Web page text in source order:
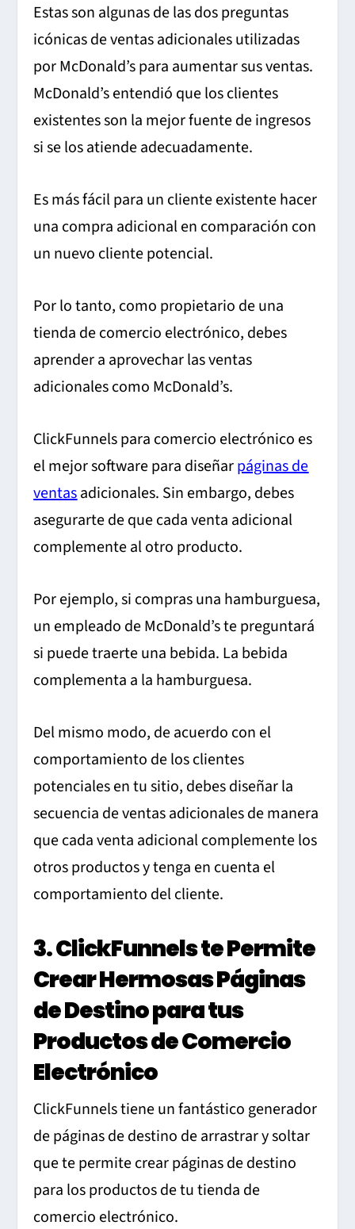
Estas son algunas de las dos preguntas
icónicas de ventas adicionales utilizadas
por McDonald’s para aumentar sus ventas.
McDonald’s entendió que los clientes
existentes son la mejor fuente de ingresos
si se los atiende adecuadamente.
Es más fácil para un cliente existente hacer
una compra adicional en comparación con
un nuevo cliente potencial.
Por lo tanto, como propietario de una
tienda de comercio electrónico, debes
aprender a aprovechar las ventas
adicionales como McDonald’s.
ClickFunnels para comercio electrónico es
el mejor software para diseñarpáginas de
ventasadicionales. Sin embargo, debes
asegurarte de que cada venta adicional
complemente al otro producto.
Por ejemplo, si compras una hamburguesa,
un empleado de McDonald’s te preguntará
si puede traerte una bebida. La bebida
complementa a la hamburguesa.
Del mismo modo, de acuerdo con el
comportamiento de los clientes
potenciales en tu sitio, debes diseñar la
secuencia de ventas adicionales de manera
que cada venta adicional complemente los
otros productos y tenga en cuenta el
comportamiento del cliente.
3. ClickFunnels te Permite
Crear Hermosas Páginas
de Destino para tus
Productos de Comercio
Electrónico
ClickFunnels tiene un fantástico generador
de páginas de destino de arrastrar y soltar
que te permite crear páginas de destino
para los productos de tu tienda de
comercio electrónico.